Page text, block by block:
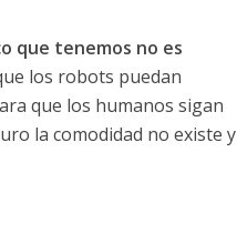
que tenemos no es
los robots puedan
que los humanos sigan
la comodidad no existe y